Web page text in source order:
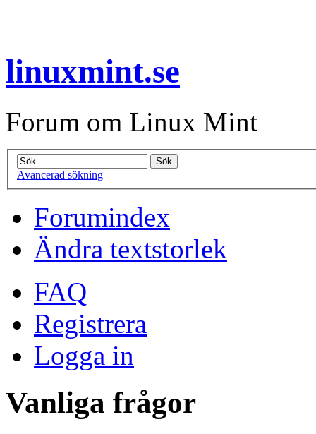
linuxmint.se
Forum om Linux Mint
Avancerad sökning
Forumindex
Ändra textstorlek
FAQ
Registrera
Logga in
Vanliga frågor